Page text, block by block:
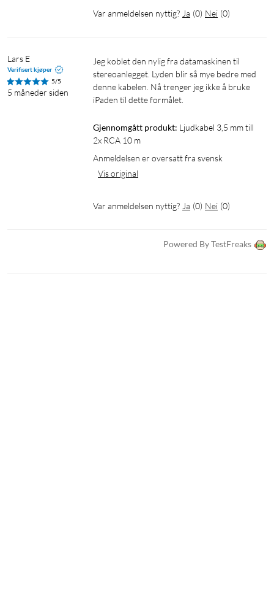
Var anmeldelsen nyttig? Ja (0) Nei (0)
Lars E
Verifisert kjøper
5/5
5 måneder siden
Jeg koblet den nylig fra datamaskinen til
stereoanlegget. Lyden blir så mye bedre med
denne kabelen. Nå trenger jeg ikke å bruke
iPaden til dette formålet.
Gjennomgått produkt: Ljudkabel 3,5 mm till
2x RCA 10 m
Anmeldelsen er oversatt fra svensk
Vis original
Var anmeldelsen nyttig? Ja (0) Nei (0)
Powered By TestFreaks